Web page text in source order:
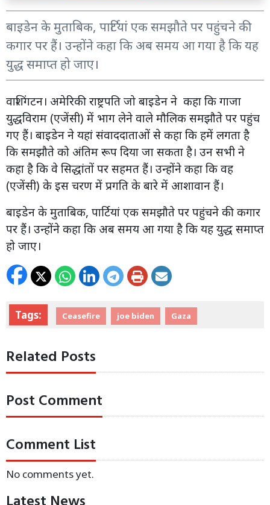
बाइडेन के मुताबिक, पार्टियां एक समझौते पर पहुंचने की
कगार पर हैं। उन्होंने कहा कि अब समय आ गया है कि यह
युद्ध समाप्त हो जाए।
वाशिंगटन। अमेरिकी राष्ट्रपति जो बाइडेन ने कहा कि गाजा
युद्धविराम (एजेंसी) में भाग लेने वाले मौलिक समझौते पर पहुंच
गए हैं। बाइडेन ने यहां संवाददाताओं से कहा कि हमें लगता है
कि समझौते को अंतिम रूप दिया जा सकता है। उन सभी ने
कहा है कि वे सिद्धांतों पर सहमत हैं। उन्होंने कहा कि वह
(एजेंसी) के इस चरण में प्रगति के बारे में आशावान हैं।
बाइडेन के मुताबिक, पार्टियां एक समझौते पर पहुंचने की कगार
पर हैं। उन्होंने कहा कि अब समय आ गया है कि यह युद्ध समाप्त
हो जाए।
Tags: Ceasefire joe biden Gaza
Related Posts
Post Comment
Comment List
No comments yet.